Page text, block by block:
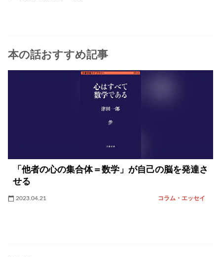
本の話おすすめ記事
「他者の心の集合体＝数学」が自己の脳を発達さ
せる
2023.04.21 コラム・エッセイ